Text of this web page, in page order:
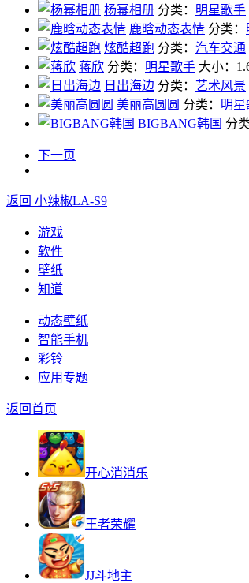
杨幂相册 分类： 明星歌手
鹿晗动态表情 分类：
炫酷超跑 分类： 汽车交通
蒋欣 分类： 明星歌手 大小：
日出海边 分类： 艺术风景
美丽高圆圆 分类： 明星
BIGBANG韩国 分类
下一页
返回 小辣椒LA-S9
游戏
软件
壁纸
知道
动态壁纸
智能手机
彩铃
应用专题
返回首页
开心消消乐
王者荣耀
JJ斗地主